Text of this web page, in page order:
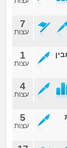
7
עצות
1
עצות
4
עצות
5
עצות